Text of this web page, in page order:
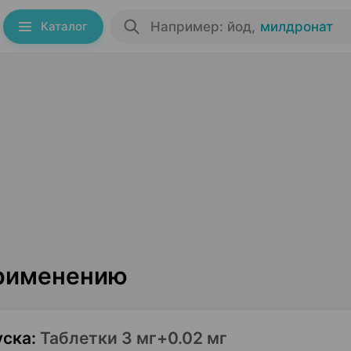
Каталог Например: йод, милдронат
: Таблетки 3 мг+0.02 мг